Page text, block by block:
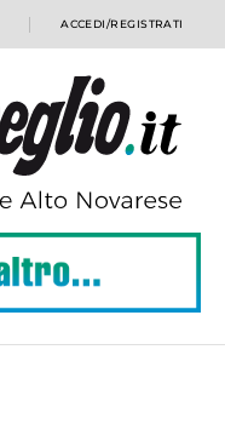
ACCEDI/REGISTRATI